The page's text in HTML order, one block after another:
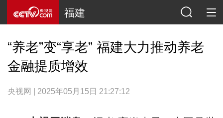
福建
“养老”变“享老” 福建大力推动养老
金融提质增效
央视网 | 2025年05月15日 21:27:12